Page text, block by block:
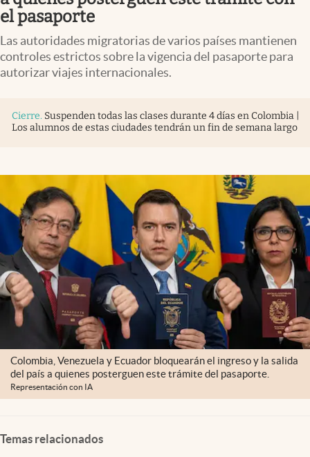
el pasaporte
Las autoridades migratorias de varios países mantienen
controles estrictos sobre la vigencia del pasaporte para
autorizar viajes internacionales.
Cierre. Suspenden todas las clases durante 4 días en Colombia |
Los alumnos de estas ciudades tendrán un fin de semana largo
Colombia, Venezuela y Ecuador bloquearán el ingreso y la salida
del país a quienes posterguen este trámite del pasaporte.
Representación con IA
Temas relacionados